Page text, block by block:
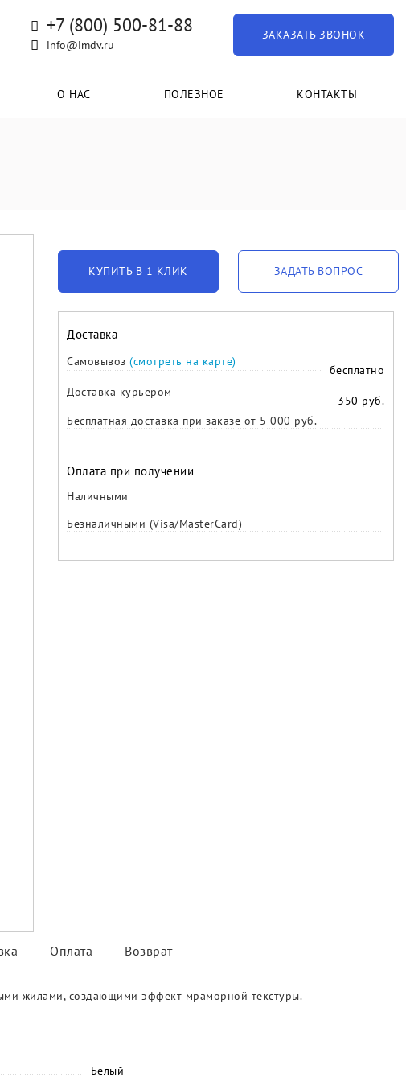
+7 (800) 500-81-88
info@imdv.ru
ЗАКАЗАТЬ ЗВОНОК
О НАС ПОЛЕЗНОЕ КОНТАКТЫ
КУПИТЬ В 1 КЛИК ЗАДАТЬ ВОПРОС
Доставка
Самовывоз (смотреть на карте)
бесплатно
Доставка курьером
350 руб.
Бесплатная доставка при заказе от 5 000 руб.
Оплата при получении
Наличными
Безналичными (Visa/MasterCard)
Оплата Возврат
жилами, создающими эффект мраморной текстуры.
Белый